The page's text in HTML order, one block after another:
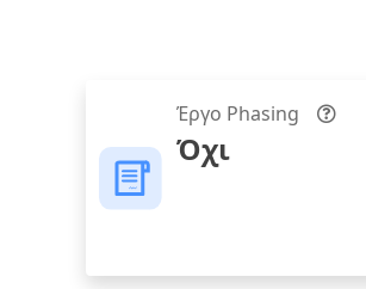
Έργο Phasing
Όχι